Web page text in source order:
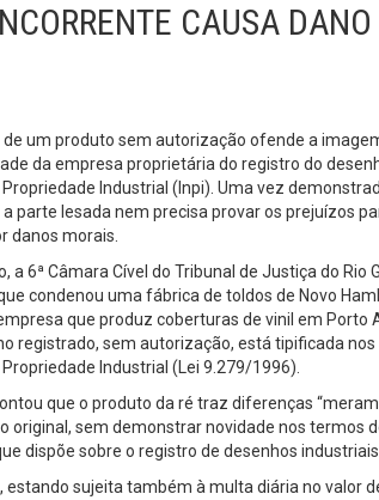
CAUSA DANO
um produto sem autorização ofende a
da empresa proprietária do registro do
Industrial (Inpi). Uma vez
parte lesada nem precisa provar os prejuízos
danos morais.
a 6ª Câmara Cível do Tribunal de Justiça do Rio
condenou uma fábrica de toldos de Novo
que produz coberturas de vinil em Porto
registrado, sem autorização, está tipificada nos
Industrial (Lei 9.279/1996).
que o produto da ré traz diferenças
original, sem demonstrar novidade nos termos
dispõe sobre o registro de desenhos industriais.
sujeita também à multa diária no valor